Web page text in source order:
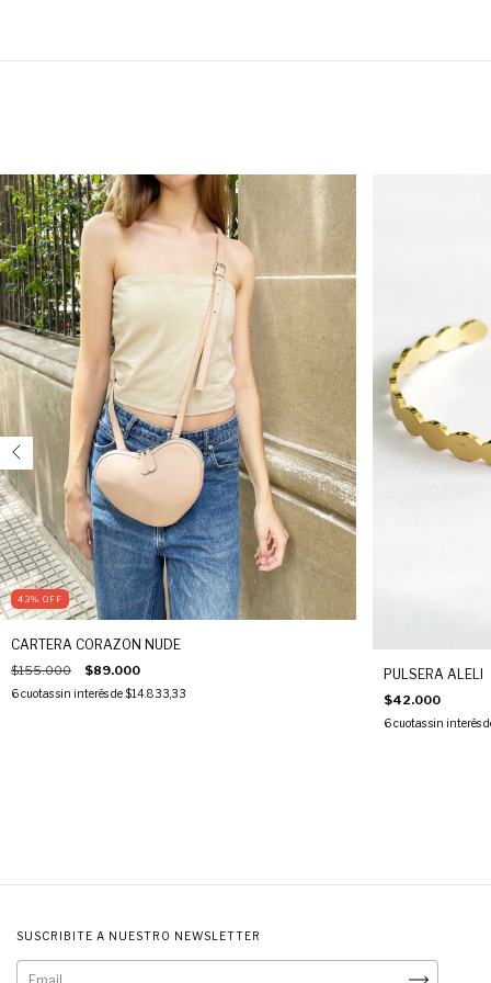
43% OFF
CARTERA CORAZON NUDE
$155.000 $89.000
6cuotas sin interés de$14.833,33
PULSERA ALELI
$42.000
6cuotas sin interés
SUSCRIBITE A NUESTRO NEWSLETTER